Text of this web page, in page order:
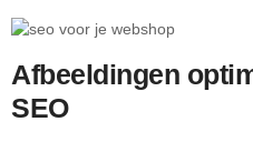
Afbeeldingen
SEO